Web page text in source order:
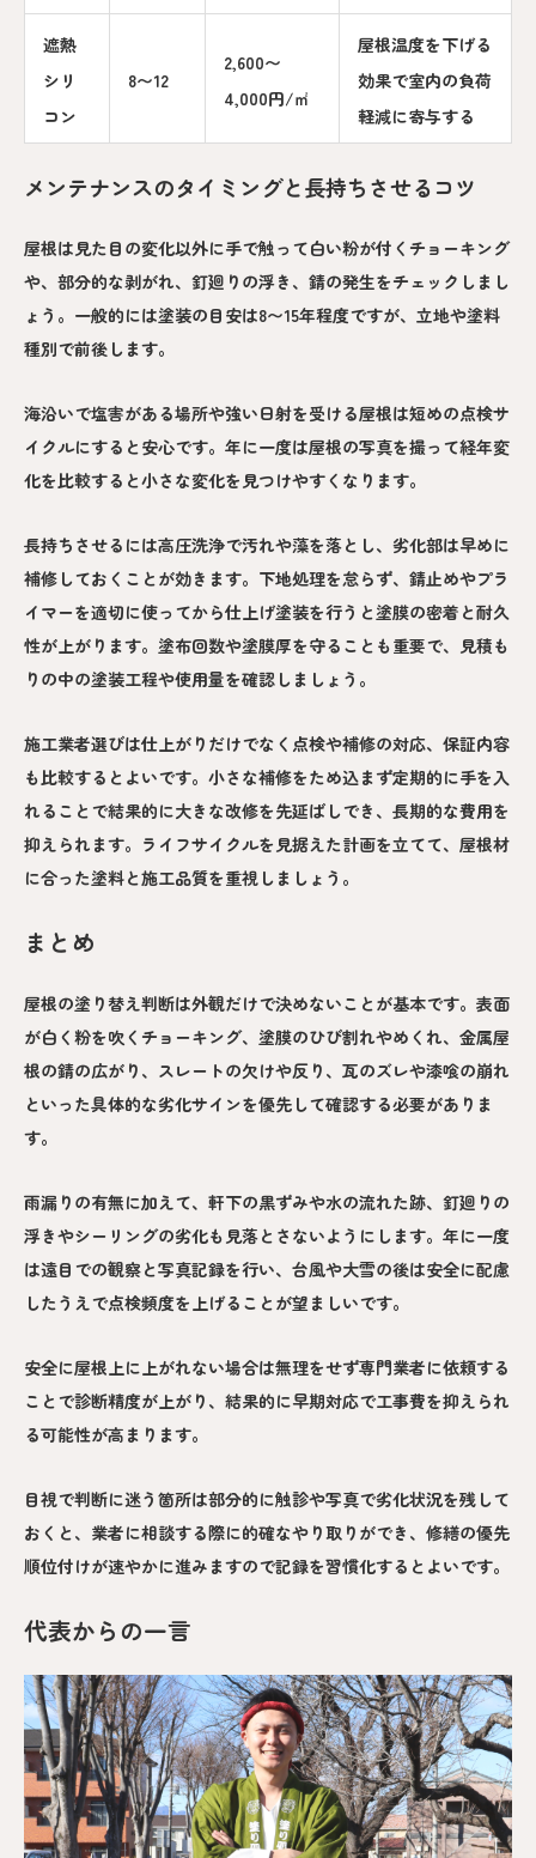
遮熱
シリ
コン
8〜12
2,600〜
4,000円/㎡
屋根温度を下げる
効果で室内の負荷
軽減に寄与する
メンテナンスのタイミングと長持ちさせるコツ
屋根は見た目の変化以外に手で触って白い粉が付くチョーキング
や、部分的な剥がれ、釘廻りの浮き、錆の発生をチェックしまし
ょう。一般的には塗装の目安は8〜15年程度ですが、立地や塗料
種別で前後します。
海沿いで塩害がある場所や強い日射を受ける屋根は短めの点検サ
イクルにすると安心です。年に一度は屋根の写真を撮って経年変
化を比較すると小さな変化を見つけやすくなります。
長持ちさせるには高圧洗浄で汚れや藻を落とし、劣化部は早めに
補修しておくことが効きます。下地処理を怠らず、錆止めやプラ
イマーを適切に使ってから仕上げ塗装を行うと塗膜の密着と耐久
性が上がります。塗布回数や塗膜厚を守ることも重要で、見積も
りの中の塗装工程や使用量を確認しましょう。
施工業者選びは仕上がりだけでなく点検や補修の対応、保証内容
も比較するとよいです。小さな補修をため込まず定期的に手を入
れることで結果的に大きな改修を先延ばしでき、長期的な費用を
抑えられます。ライフサイクルを見据えた計画を立てて、屋根材
に合った塗料と施工品質を重視しましょう。
まとめ
屋根の塗り替え判断は外観だけで決めないことが基本です。表面
が白く粉を吹くチョーキング、塗膜のひび割れやめくれ、金属屋
根の錆の広がり、スレートの欠けや反り、瓦のズレや漆喰の崩れ
といった具体的な劣化サインを優先して確認する必要がありま
す。
雨漏りの有無に加えて、軒下の黒ずみや水の流れた跡、釘廻りの
浮きやシーリングの劣化も見落とさないようにします。年に一度
は遠目での観察と写真記録を行い、台風や大雪の後は安全に配慮
したうえで点検頻度を上げることが望ましいです。
安全に屋根上に上がれない場合は無理をせず専門業者に依頼する
ことで診断精度が上がり、結果的に早期対応で工事費を抑えられ
る可能性が高まります。
目視で判断に迷う箇所は部分的に触診や写真で劣化状況を残して
おくと、業者に相談する際に的確なやり取りができ、修繕の優先
順位付けが速やかに進みますので記録を習慣化するとよいです。
代表からの一言